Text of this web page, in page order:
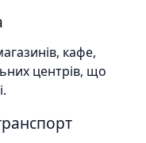
кафе,
центрів, що